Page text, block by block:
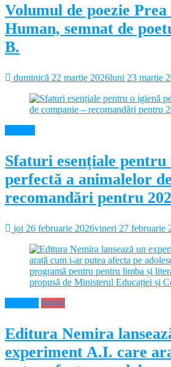
Volumul de poezie
Human, semnat de
B.
duminică 22 martie 2026luni 23 martie
Sfaturi esențiale pentru
perfectă a animalelor
recomandări pentru
joi 26 februarie 2026vineri 27 februarie
Social
Editura Nemira
experiment A.I. care